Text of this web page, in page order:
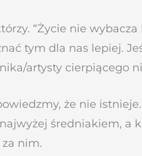
“Życie nie
tym dla nas lepiej.
artysty cierpiącego
że nie
średniakiem, a
nim.